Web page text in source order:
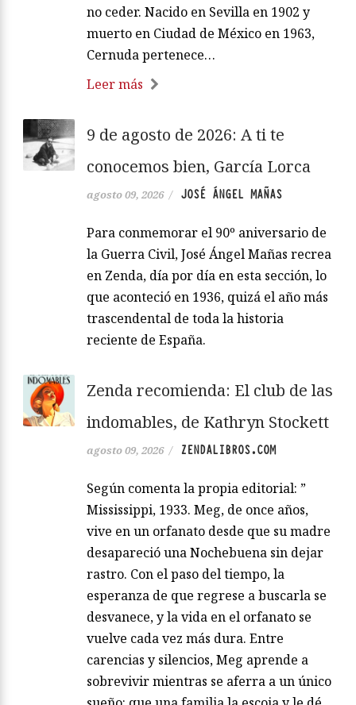
no ceder. Nacido en Sevilla en 1902 y
muerto en Ciudad de México en 1963,
Cernuda pertenece…
Leer más
9 de agosto de 2026: A ti te
conocemos bien, García Lorca
agosto 09, 2026 / JOSÉ ÁNGEL MAÑAS
Para conmemorar el 90º aniversario de
la Guerra Civil, José Ángel Mañas recrea
en Zenda, día por día en esta sección, lo
que aconteció en 1936, quizá el año más
trascendental de toda la historia
reciente de España.
Zenda recomienda: El club de las
indomables, de Kathryn Stockett
agosto 09, 2026 / ZENDALIBROS.COM
Según comenta la propia editorial: ”
Mississippi, 1933. Meg, de once años,
vive en un orfanato desde que su madre
desapareció una Nochebuena sin dejar
rastro. Con el paso del tiempo, la
esperanza de que regrese a buscarla se
desvanece, y la vida en el orfanato se
vuelve cada vez más dura. Entre
carencias y silencios, Meg aprende a
sobrevivir mientras se aferra a un único